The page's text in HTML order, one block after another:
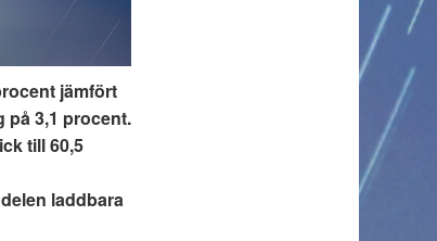
jämfört
på 3,1 procent.
till 60,5
laddbara